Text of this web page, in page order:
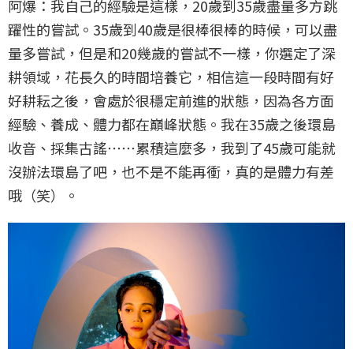
阿爆：我自己的經驗是這樣，20歲到35歲盡量多方跳
躍性的嘗試。35歲到40歲是很棒很棒的時候，可以盡
量多嘗試，但是和20幾歲的嘗試不一樣，你選定了深
耕領域，花長久的時間培養它，相信這一段時間有好
好耕耘之後，會處於很穩定前進的狀態，因為各方面
經驗、養成、體力都在巔峰狀態。我在35歲之後環島
收音、採集古謠⋯⋯累積這麼多，我到了45歲可能就
沒辦法環島了吧，也不是不能再衝，真的是體力有差
哦（笑）。